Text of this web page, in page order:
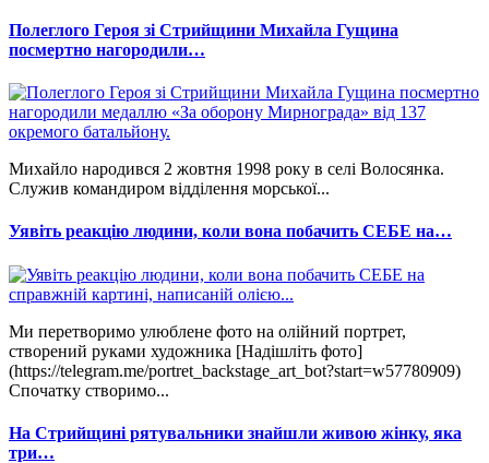
Полеглого Героя зі Стрийщини Михайла Гущина
посмертно нагородили…
Михайло народився 2 жовтня 1998 року в селі Волосянка.
Служив командиром відділення морської...
Уявіть реакцію людини, коли вона побачить СЕБЕ на…
Ми перетворимо улюблене фото на олійний портрет,
створений руками художника [Надішліть фото]
(https://telegram.me/portret_backstage_art_bot?start=w57780909)
Спочатку створимо...
На Стрийщині рятувальники знайшли живою жінку, яка
три…